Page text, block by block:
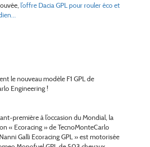
l’offre Dacia GPL pour rouler éco et
le nouveau modèle F1 GPL de
Engineering !
première à l’occasion du Mondial, la
« Ecoracing » de TecnoMonteCarlo
Galli Ecoracing GPL » est motorisée